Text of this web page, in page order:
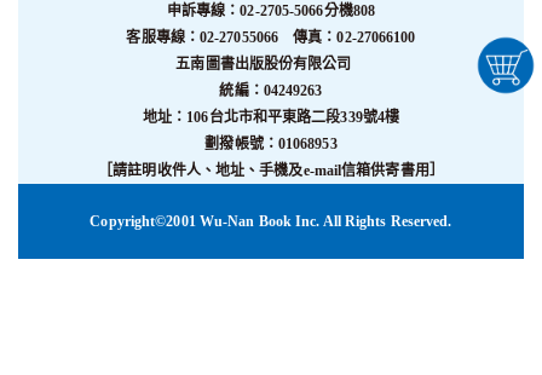
申訴專線：02-2705-5066分機808
客服專線：02-27055066 傳真：02-27066100
五南圖書出版股份有限公司
統編：04249263
地址：106台北市和平東路二段339號4樓
劃撥帳號：01068953
［請註明收件人、地址、手機及e-mail信箱供寄書用］
Copyright©2001 Wu-Nan Book Inc. All Rights Reserved.